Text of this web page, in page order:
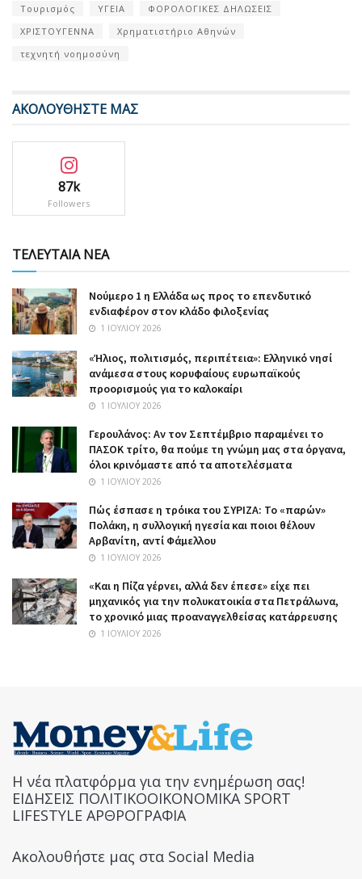
Τουρισμός
ΥΓΕΙΑ
ΦΟΡΟΛΟΓΙΚΕΣ ΔΗΛΩΣΕΙΣ
ΧΡΙΣΤΟΥΓΕΝΝΑ
Χρηματιστήριο Αθηνών
τεχνητή νοημοσύνη
ΑΚΟΛΟΥΘΗΣΤΕ ΜΑΣ
87k
Followers
ΤΕΛΕΥΤΑΙΑ ΝΕΑ
Nούμερο 1 η Ελλάδα ως προς το επενδυτικό
ενδιαφέρον στον κλάδο φιλοξενίας
1 ΙΟΥΛΊΟΥ 2026
«Ήλιος, πολιτισμός, περιπέτεια»: Ελληνικό νησί
ανάμεσα στους κορυφαίους ευρωπαϊκούς
προορισμούς για το καλοκαίρι
1 ΙΟΥΛΊΟΥ 2026
Γερουλάνος: Αν τον Σεπτέμβριο παραμένει το
ΠΑΣΟΚ τρίτο, θα πούμε τη γνώμη μας στα όργανα,
όλοι κρινόμαστε από τα αποτελέσματα
1 ΙΟΥΛΊΟΥ 2026
Πώς έσπασε η τρόικα του ΣΥΡΙΖΑ: Το «παρών»
Πολάκη, η συλλογική ηγεσία και ποιοι θέλουν
Αρβανίτη, αντί Φάμελλου
1 ΙΟΥΛΊΟΥ 2026
«Και η Πίζα γέρνει, αλλά δεν έπεσε» είχε πει
μηχανικός για την πολυκατοικία στα Πετράλωνα,
το χρονικό μιας προαναγγελθείσας κατάρρευσης
1 ΙΟΥΛΊΟΥ 2026
Η νέα πλατφόρμα για την ενημέρωση σας!
ΕΙΔΗΣΕΙΣ ΠΟΛΙΤΙΚΟΟΙΚΟΝΟΜΙΚΑ SPORT
LIFESTYLE ΑΡΘΡΟΓΡΑΦΙΑ
Ακολουθήστε μας στα Social Media